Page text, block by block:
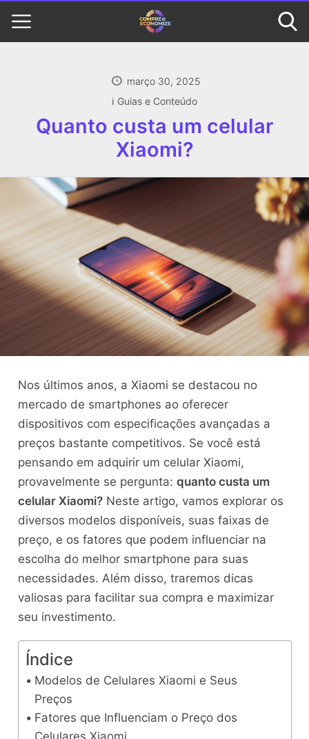
março 30, 2025
ℹ️ Guias e Conteúdo
Quanto custa um celular
Xiaomi?
Nos últimos anos, a Xiaomi se destacou no
mercado de smartphones ao oferecer
dispositivos com especificações avançadas a
preços bastante competitivos. Se você está
pensando em adquirir um celular Xiaomi,
provavelmente se pergunta: quanto custa um
celular Xiaomi?Neste artigo, vamos explorar os
diversos modelos disponíveis, suas faixas de
preço, e os fatores que podem influenciar na
escolha do melhor smartphone para suas
necessidades. Além disso, traremos dicas
valiosas para facilitar sua compra e maximizar
seu investimento.
Índice
Modelos de Celulares Xiaomi e Seus
Preços
Fatores que Influenciam o Preço dos